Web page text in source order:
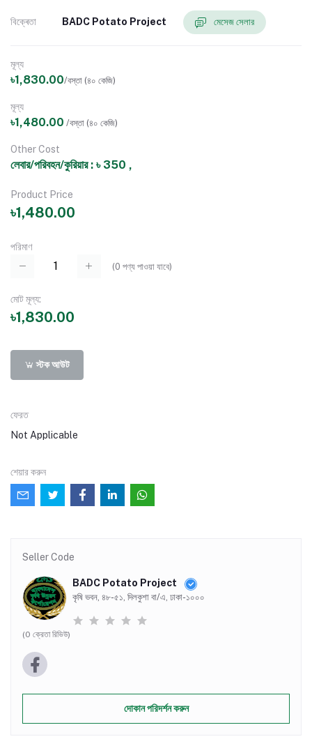
বিক্ৰেতা BADC Potato Project মেসেজ সেলার
মূল্য
৳1,830.00/বস্তা (৪০ কেজি)
মূল্য
৳1,480.00 /বস্তা (৪০ কেজি)
Other Cost
লেবার/পরিবহন/কুরিয়ার : ৳ 350 ,
Product Price
৳1,480.00
পরিমাণ
(0 পণ্য পাওয়া যাবে)
মোট মূল্য:
৳1,830.00
স্টক আউট
ফেরত
Not Applicable
শেয়ার করুন
Seller Code
BADC Potato Project
কৃষি ভবন, ৪৮-৫১, দিলকুশা বা/এ, ঢাকা-১০০০
(0 ক্রেতা রিভিউ)
দোকান পরিদর্শন করুন